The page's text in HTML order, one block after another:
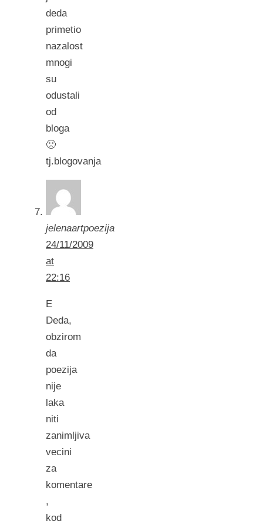
deda
primetio
nazalost
mnogi
su
odustali
od
bloga
🙁
tj.blogovanja
jelenaartpoezija
24/11/2009
at
22:16
E
Deda,
obzirom
da
poezija
nije
laka
niti
zanimljiva
vecini
za
komentare
,
kod